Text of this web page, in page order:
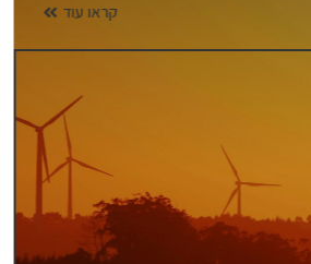
קראו עוד